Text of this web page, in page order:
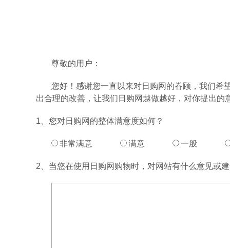
尊敬的用户：
您好！感谢您一直以来对日购网的眷顾，我们希
出合理的改善，让我们日购网越做越好，对你提出的
1、您对日购网的整体满意度如何？
非常满意 满意 一般
2、当您在使用日购网购物时，对网站有什么意见或